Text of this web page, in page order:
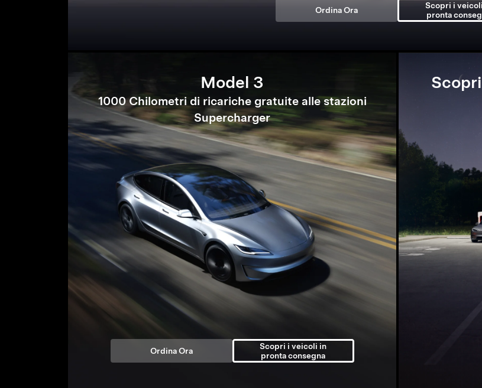
Ordina Ora
Scopri i
pronta
Model 3
1000 Chilometri di ricariche gratuite alle stazioni
Supercharger
Ordina Ora
Scopri i veicoli in
pronta consegna